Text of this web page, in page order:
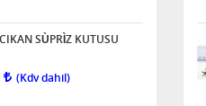
SÙPRÌZ KUTUSU